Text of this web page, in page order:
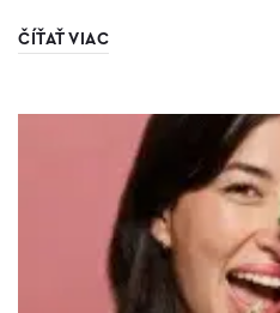
ČÍŤAŤ VIAC